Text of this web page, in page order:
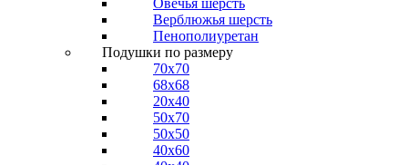
Овечья шерсть
Верблюжья шерсть
Пенополиуретан
Подушки по размеру
70x70
68x68
20x40
50x70
50x50
40x60